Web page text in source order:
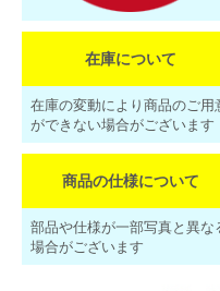
在庫について
在庫の変動により商品のご用
ができない場合がございます
商品の仕様について
部品や仕様が一部写真と異な
場合がございます